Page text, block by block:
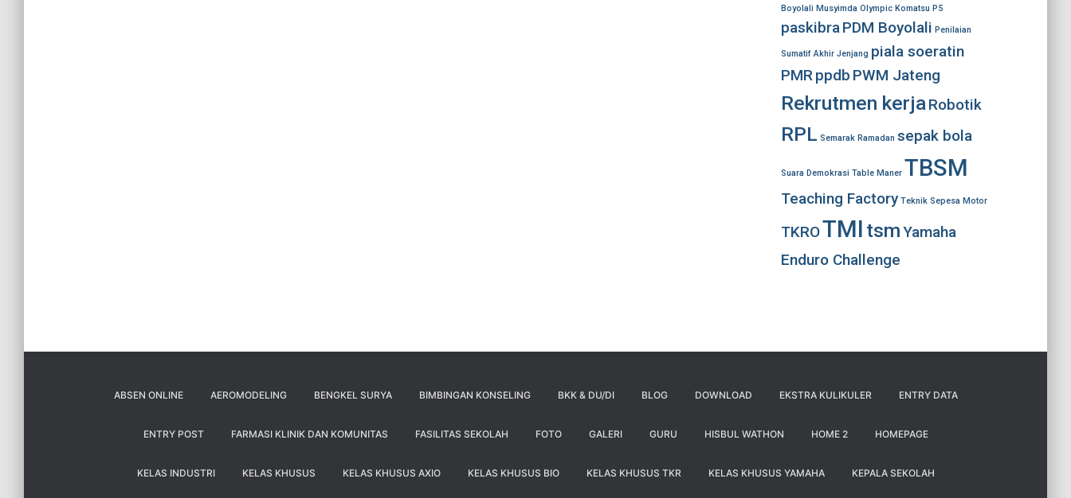
Boyolali Musyimda Olympic Komatsu P5
paskibraPDM Boyolali Penilaian
Sumatif Akhir Jenjang piala soeratin
PMRppdb PWM Jateng
Rekrutmen kerjaRobotik
RPL Semarak Ramadan sepak bola
Suara Demokrasi Table Maner TBSM
Teaching Factory Teknik Sepesa Motor
TKROTMI tsmYamaha
Enduro Challenge
ABSEN ONLINE AEROMODELING BENGKEL SURYA BIMBINGAN KONSELING BKK & DU/DI BLOG DOWNLOAD EKSTRA KULIKULER ENTRY DATA
ENTRY POST FARMASI KLINIK DAN KOMUNITAS FASILITAS SEKOLAH FOTO GALERI GURU HISBUL WATHON HOME 2 HOMEPAGE
KELAS INDUSTRI KELAS KHUSUS KELAS KHUSUS AXIO KELAS KHUSUS BIO KELAS KHUSUS TKR KELAS KHUSUS YAMAHA KEPALA SEKOLAH